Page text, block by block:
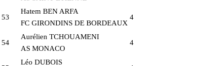
53
Hatem BEN ARFA
FC GIRONDINS DE BORDEAUX
4
54
Aurélien TCHOUAMENI
AS MONACO
4
Léo DUBOIS